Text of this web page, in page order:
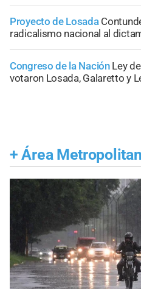
Proyecto de Losada
radicalismo nacional al
Congreso de la Nación Ley
votaron Losada, Galaretto y
+ Área